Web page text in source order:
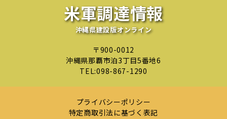
米軍調達情報
沖縄県建設版オンライン
〒900-0012
沖縄県那覇市泊3丁目5番地6
TEL:098-867-1290
プライバシーポリシー
特定商取引法に基づく表記